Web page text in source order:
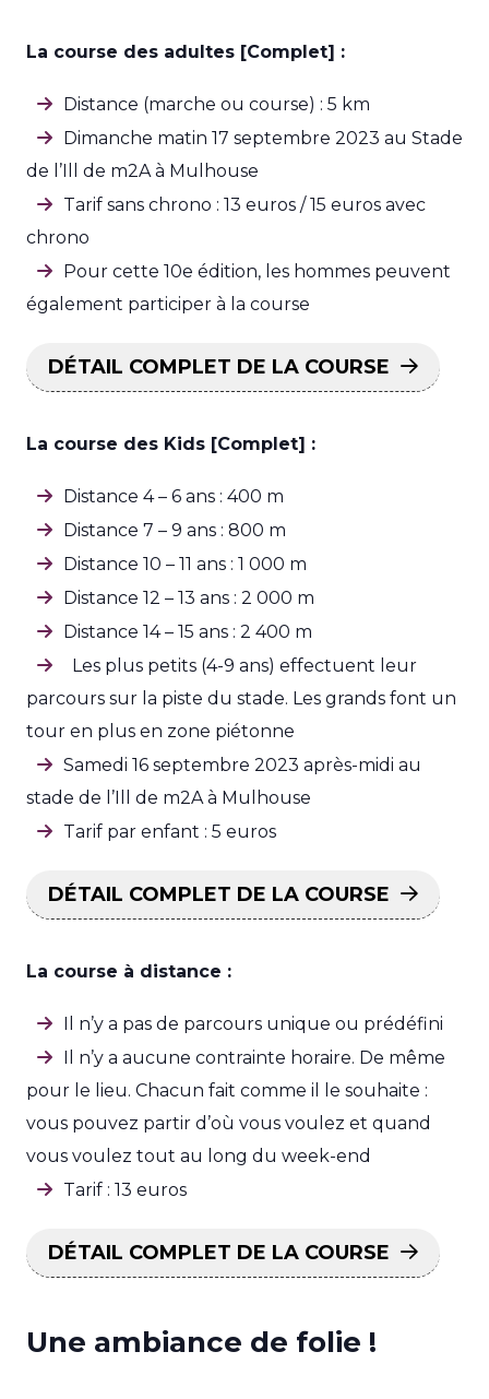
La course des adultes [Complet] :
Distance (marche ou course) : 5 km
Dimanche matin 17 septembre 2023 au Stade
de l’Ill de m2A à Mulhouse
Tarif sans chrono : 13 euros / 15 euros avec
chrono
Pour cette 10e édition, les hommes peuvent
également participer à la course
DÉTAIL COMPLET DE LA COURSE
La course des Kids [Complet] :
Distance 4 – 6 ans : 400 m
Distance 7 – 9 ans : 800 m
Distance 10 – 11 ans : 1 000 m
Distance 12 – 13 ans : 2 000 m
Distance 14 – 15 ans : 2 400 m
Les plus petits (4-9 ans) effectuent leur
parcours sur la piste du stade. Les grands font un
tour en plus en zone piétonne
Samedi 16 septembre 2023 après-midi au
stade de l’Ill de m2A à Mulhouse
Tarif par enfant : 5 euros
DÉTAIL COMPLET DE LA COURSE
La course à distance :
Il n’y a pas de parcours unique ou prédéfini
Il n’y a aucune contrainte horaire. De même
pour le lieu. Chacun fait comme il le souhaite :
vous pouvez partir d’où vous voulez et quand
vous voulez tout au long du week-end
Tarif : 13 euros
DÉTAIL COMPLET DE LA COURSE
Une ambiance de folie !